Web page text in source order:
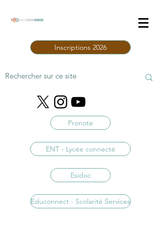
Inscriptions 2026
Pronote
ENT - Lycée connecté
Esidoc
Educonnect - Scolarité Services